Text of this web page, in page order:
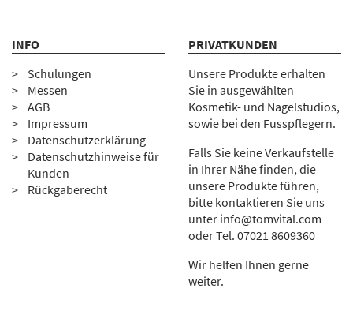
INFO
Schulungen
Messen
AGB
Impressum
Datenschutzerklärung
Datenschutzhinweise für
Kunden
Rückgaberecht
PRIVATKUNDEN
Unsere Produkte erhalten
Sie in ausgewählten
Kosmetik- und Nagelstudios,
sowie bei den Fusspflegern.
Falls Sie keine Verkaufstelle
in Ihrer Nähe finden, die
unsere Produkte führen,
bitte kontaktieren Sie uns
unter info@tomvital.com
oder Tel. 07021 8609360
Wir helfen Ihnen gerne
weiter.